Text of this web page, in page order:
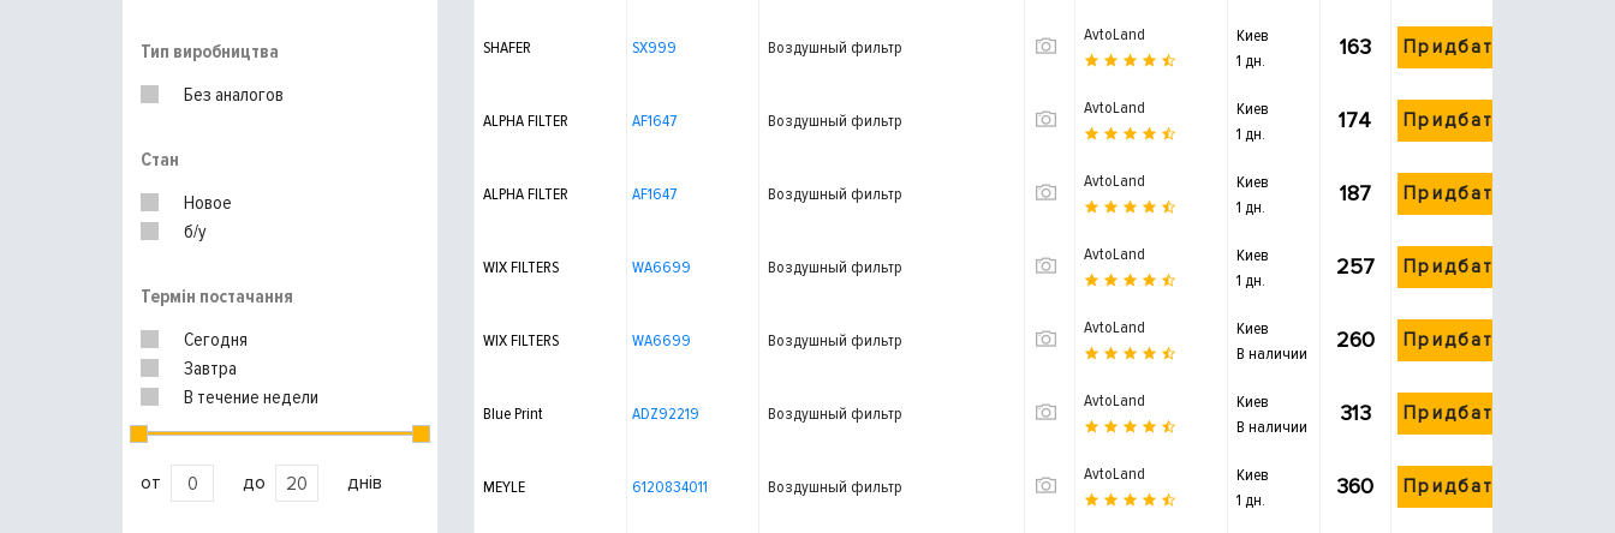
HENGST
KNECHT
Тип виробництва
Без аналогов
Стан
Новое
б/у
Термін постачання
Сегодня
Завтра
В течение недели
от до днів
SHAFER SX999 Воздушный фильтр
AvtoLand
Киев
1 дн.
163 Придбати
ALPHA FILTER AF1647 Воздушный фильтр
AvtoLand
Киев
1 дн.
174 Придбати
ALPHA FILTER AF1647 Воздушный фильтр
AvtoLand
Киев
1 дн.
187 Придбати
WIX FILTERS WA6699 Воздушный фильтр
AvtoLand
Киев
1 дн.
257 Придбати
WIX FILTERS WA6699 Воздушный фильтр
AvtoLand
Киев
В наличии
260 Придбати
Blue Print ADZ92219 Воздушный фильтр
AvtoLand
Киев
В наличии
313 Придбати
MEYLE 6120834011 Воздушный фильтр
AvtoLand
Киев
1 дн.
360 Придбати